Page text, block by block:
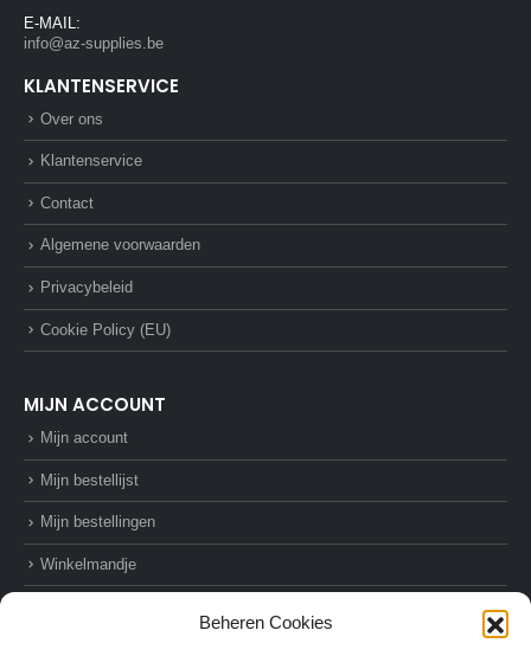
Beheren Cookies
E-MAIL:
info@az-supplies.be
KLANTENSERVICE
Over ons
Klantenservice
Contact
Algemene voorwaarden
Privacybeleid
Cookie Policy (EU)
MIJN ACCOUNT
Mijn account
Mijn bestellijst
Mijn bestellingen
Winkelmandje